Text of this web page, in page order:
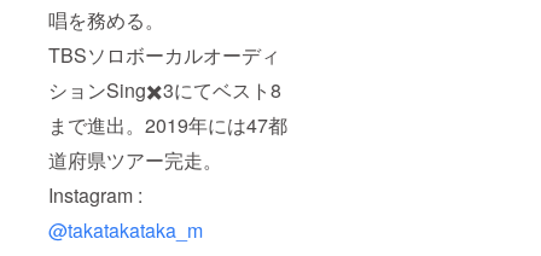
唱を務める。‬
TBSソロボーカルオーディ
ションSing✖️3にてベスト8
まで進出。2019年には47都
道府県ツアー完走。
Instagram :
@takatakataka_m